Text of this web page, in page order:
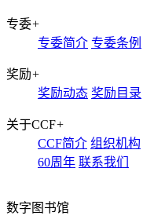
专委+
专委简介 专委条例
奖励+
奖励动态 奖励目录
关于CCF+
CCF简介 组织机构
60周年 联系我们
数字图书馆